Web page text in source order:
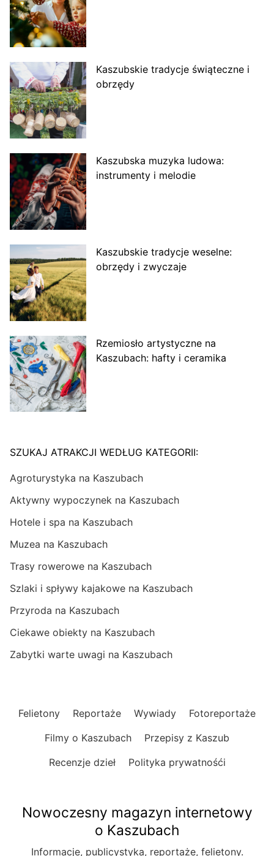
Kaszubskie tradycje świąteczne i
obrzędy
Kaszubska muzyka ludowa:
instrumenty i melodie
Kaszubskie tradycje weselne:
obrzędy i zwyczaje
Rzemiosło artystyczne na
Kaszubach: hafty i ceramika
SZUKAJ ATRAKCJI WEDŁUG KATEGORII:
Agroturystyka na Kaszubach
Aktywny wypoczynek na Kaszubach
Hotele i spa na Kaszubach
Muzea na Kaszubach
Trasy rowerowe na Kaszubach
Szlaki i spływy kajakowe na Kaszubach
Przyroda na Kaszubach
Ciekawe obiekty na Kaszubach
Zabytki warte uwagi na Kaszubach
Felietony Reportaże Wywiady
Fotoreportaże
Filmy o Kaszubach
Przepisy z Kaszub
Recenzje dzieł
Polityka prywatnośći
Nowoczesny magazyn internetowy
o Kaszubach
Informacje, publicystyka, reportaże, felietony.